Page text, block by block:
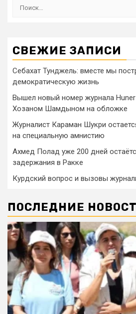
СВЕЖИЕ ЗАПИСИ
Себахат Тунджель: вместе мы
демократическую жизнь
Вышел новый номер журнала
Хозаном Шамдыном на обложке
Журналист Караман Шукри
на специальную амнистию
Ахмед Полад уже 200 дней
задержания в Ракке
Курдский вопрос и вызовы
ПОСЛЕДНИЕ